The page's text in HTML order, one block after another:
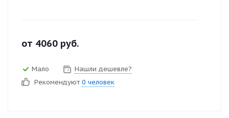
от 4060 руб.
Мало
Нашли дешевле?
Рекомендуют 0 человек